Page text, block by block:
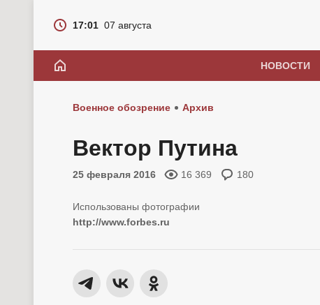
17:01 07 августа
НОВОСТИ
Военное обозрение Архив
Вектор Путина
25 февраля 2016 16 369 180
http://www.forbes.ru